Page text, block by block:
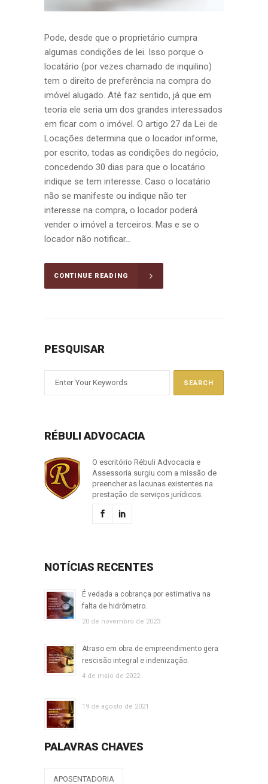
Pode, desde que o proprietário cumpra
algumas condições de lei. Isso porque o
locatário (por vezes chamado de inquilino)
tem o direito de preferência na compra do
imóvel alugado. Até faz sentido, já que em
teoria ele seria um dos grandes interessados
em ficar com o imóvel. O artigo 27 da Lei de
Locações determina que o locador informe,
por escrito, todas as condições do negócio,
concedendo 30 dias para que o locatário
indique se tem interesse. Caso o locatário
não se manifeste ou indique não ter
interesse na compra, o locador poderá
vender o imóvel a terceiros. Mas e se o
locador não notificar...
CONTINUE READING
PESQUISAR
RÉBULI ADVOCACIA
O escritório Rébuli Advocacia e
Assessoria surgiu com a missão de
preencher as lacunas existentes na
prestação de serviços jurídicos.
NOTÍCIAS RECENTES
É vedada a cobrança por estimativa na
falta de hidrômetro.
20 de novembro de 2023
Atraso em obra de empreendimento gera
rescisão integral e indenização.
4 de maio de 2022
19 de agosto de 2021
PALAVRAS CHAVES
APOSENTADORIA